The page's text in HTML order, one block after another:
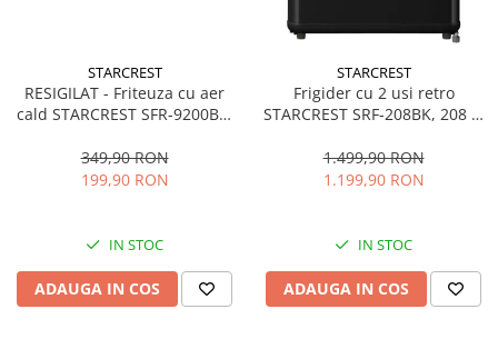
STARCREST
RESIGILAT - Friteuza cu aer
cald STARCREST SFR-9200BK,
Termostat 80 - 200 °C, 8
programe predefinite, Negru
349,90 RON
199,90 RON
IN STOC
ADAUGA IN COS
STARCREST
Frigider cu 2 usi retro
STARCREST SRF-208BK, 208 L,
Iluminare LED, Termostat
Reglabil, H 147 cm, Negru
1.499,90 RON
1.199,90 RON
IN STOC
ADAUGA IN COS